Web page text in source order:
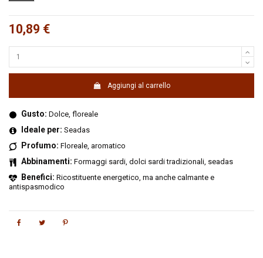
10,89 €
Aggiungi al carrello
Gusto: Dolce, floreale
Ideale per: Seadas
Profumo: Floreale, aromatico
Abbinamenti: Formaggi sardi, dolci sardi tradizionali, seadas
Benefici: Ricostituente energetico, ma anche calmante e
antispasmodico